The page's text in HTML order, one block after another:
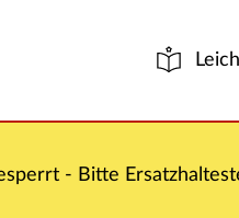
- Bitte